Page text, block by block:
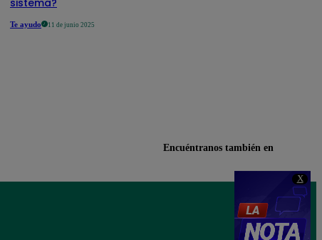
X
Te ayudo 11 de junio 2025
Encuéntranos también en